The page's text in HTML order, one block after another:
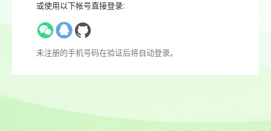
或使用以下帐号直接登录:
未注册的手机号码在验证后将自动登录。